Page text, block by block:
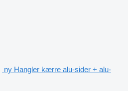
ny Hangler kærre alu-sider + alu-